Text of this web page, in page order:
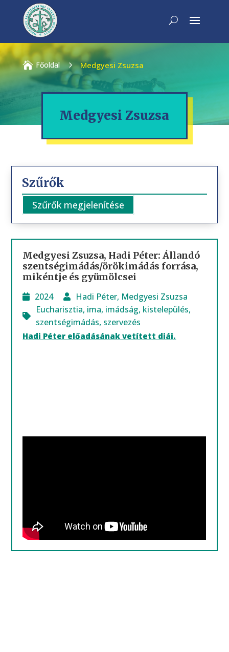
 Főoldal 5 Medgyesi Zsuzsa
Medgyesi Zsuzsa
Medgyesi Zsuzsa, Hadi Péter: Állandó
szentségimádás/örökimádás forrása,
mikéntje és gyümölcsei
2024 Hadi Péter, Medgyesi Zsuzsa
Eucharisztia, ima, imádság, kistelepülés,
szentségimádás, szervezés
Hadi Péter előadásának vetített diái.
Szűrők
Szűrők megjelenítése